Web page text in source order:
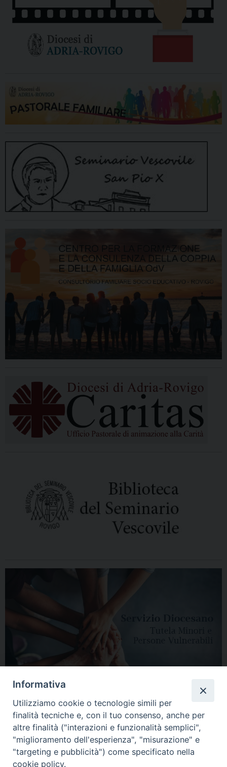
HOME DIOCESI VESCOVO CURIA VESCOVILE NEWS
Informativa
Utilizziamo cookie o tecnologie simili per
finalità tecniche e, con il tuo consenso, anche per
altre finalità ("interazioni e funzionalità semplici",
"miglioramento dell'esperienza", "misurazione" e
"targeting e pubblicità") come specificato nella
cookie policy.